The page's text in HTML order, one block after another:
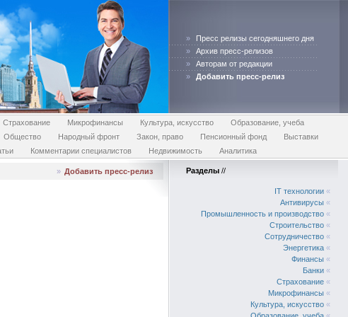
»
Пресс релизы сегодняшнего дня
»
Архив пресс-релизов
»
Авторам от редакции
»
Добавить пресс-релиз
Страхование Микрофинансы Культура, искусство
Образование, учеба
Общество Народный фронт Закон, право Пенсионный фонд
Выставки
Комментарии специалистов Недвижимость Аналитика
» Добавить пресс-релиз Разделы //
IT технологии «
Антивирусы «
Промышленность и производство «
Строительство «
Сотрудничество «
Энергетика «
Финансы «
Банки «
Страхование «
Микрофинансы «
Культура, искусство «